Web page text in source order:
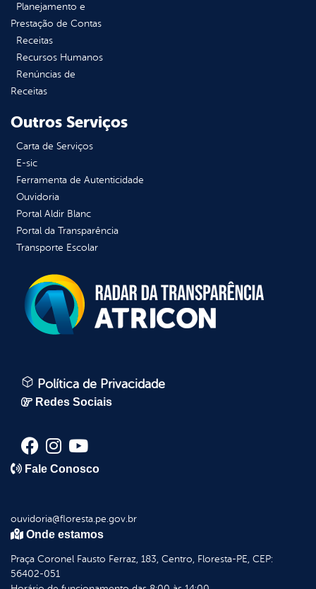
Planejamento e
Prestação de Contas
Receitas
Recursos Humanos
Renúncias de
Receitas
Outros Serviços
Carta de Serviços
E-sic
Ferramenta de Autenticidade
Ouvidoria
Portal Aldir Blanc
Portal da Transparência
Transporte Escolar
Política de Privacidade
Redes Sociais
Fale Conosco
ouvidoria@floresta.pe.gov.br
Onde estamos
Praça Coronel Fausto Ferraz, 183, Centro, Floresta-PE, CEP:
56402-051